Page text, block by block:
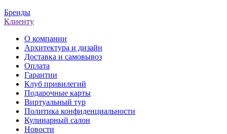
Бренды
Клиенту
О компании
Архитектура и дизайн
Доставка и самовывоз
Оплата
Гарантии
Клуб привилегий
Подарочные карты
Виртуальный тур
Политика конфиденциальности
Кулинарный салон
Новости